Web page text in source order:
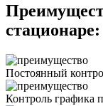
стационаре:
Постоянный
Контроль графика